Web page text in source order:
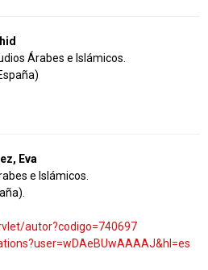
Árabes e Islámicos.
Eva
e Islámicos.
autor?codigo=740697